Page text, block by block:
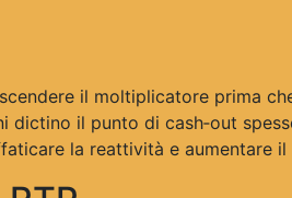
il moltiplicatore prima
dictino il punto di cash‑out
la reattività e aumentare